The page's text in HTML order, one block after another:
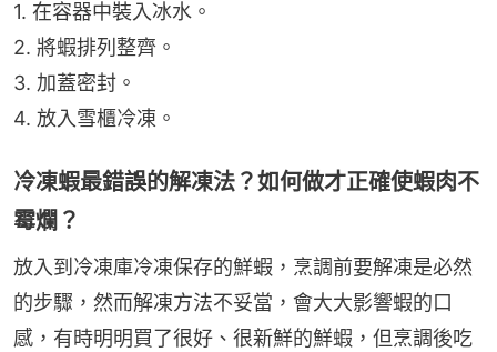
1. 在容器中裝入冰水。
2. 將蝦排列整齊。
3. 加蓋密封。
4. 放入雪櫃冷凍。
冷凍蝦最錯誤的解凍法？如何做才正確使蝦肉不
霉爛？
放入到冷凍庫冷凍保存的鮮蝦，烹調前要解凍是必然
的步驟，然而解凍方法不妥當，會大大影響蝦的口
感，有時明明買了很好、很新鮮的鮮蝦，但烹調後吃